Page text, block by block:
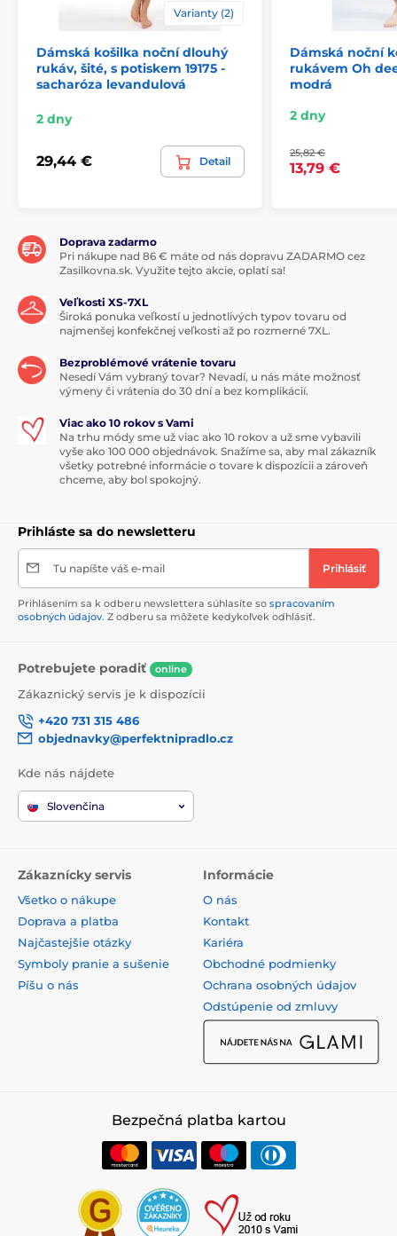
Varianty (2)
Dámská košilka noční dlouhý
rukáv, šité, s potiskem 19175 -
sacharóza levandulová
2 dny
29,44 € Detail
Dámská noční
rukávem Oh
modrá
2 dny
25,82 €
13,79 €
Doprava zadarmo
Pri nákupe nad 86 € máte od nás dopravu ZADARMO cez
Zasilkovna.sk. Využite tejto akcie, oplatí sa!
Veľkosti XS-7XL
Široká ponuka veľkostí u jednotlivých typov tovaru od
najmenšej konfekčnej veľkosti až po rozmerné 7XL.
Bezproblémové vrátenie tovaru
Nesedí Vám vybraný tovar? Nevadí, u nás máte možnosť
výmeny či vrátenia do 30 dní a bez komplikácií.
Viac ako 10 rokov s Vami
Na trhu módy sme už viac ako 10 rokov a už sme vybavili
vyše ako 100 000 objednávok. Snažíme sa, aby mal zákazník
všetky potrebné informácie o tovare k dispozícii a zároveň
chceme, aby bol spokojný.
Prihláste sa do newsletteru
Tu napíšte váš e-mail Prihlásiť
Prihlásením sa k odberu newslettera súhlasíte so spracovaním
osobných údajov. Z odberu sa môžete kedykoľvek odhlásiť.
Potrebujete poradiť online
Zákaznický servis je k dispozícii
+420 731 315 486
objednavky@perfektnipradlo.cz
Kde nás nájdete
Slovenčina
Zákaznícky servis
Všetko o nákupe
Doprava a platba
Najčastejšie otázky
Symboly pranie a sušenie
Píšu o nás
Informácie
O nás
Kontakt
Kariéra
Obchodné podmienky
Ochrana osobných údajov
Odstúpenie od zmluvy
Bezpečná platba kartou